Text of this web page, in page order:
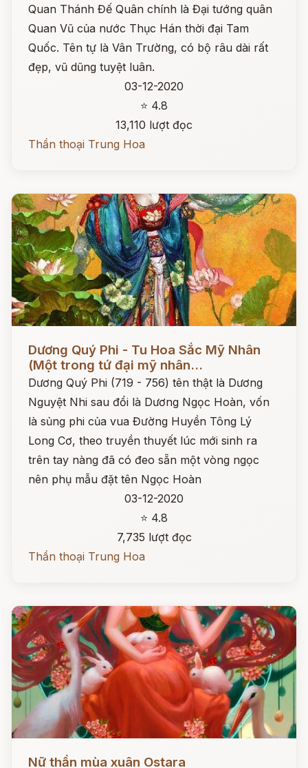
Quan Thánh Đế Quân chính là Đại tướng quân
Quan Vũ của nước Thục Hán thời đại Tam
Quốc. Tên tự là Vân Trường, có bộ râu dài rất
đẹp, vũ dũng tuyệt luân.
03-12-2020
⭐ 4.8
13,110 lượt đọc
Thần thoại Trung Hoa
Dương Quý Phi - Tu Hoa Sắc Mỹ Nhân
(Một trong tứ đại mỹ nhân...
Dương Quý Phi (719 - 756) tên thật là Dương
Nguyệt Nhi sau đổi là Dương Ngọc Hoàn, vốn
là sủng phi của vua Đường Huyền Tông Lý
Long Cơ, theo truyền thuyết lúc mới sinh ra
trên tay nàng đã có đeo sẵn một vòng ngọc
nên phụ mẫu đặt tên Ngọc Hoàn
03-12-2020
⭐ 4.8
7,735 lượt đọc
Thần thoại Trung Hoa
Nữ thần mùa xuân Ostara